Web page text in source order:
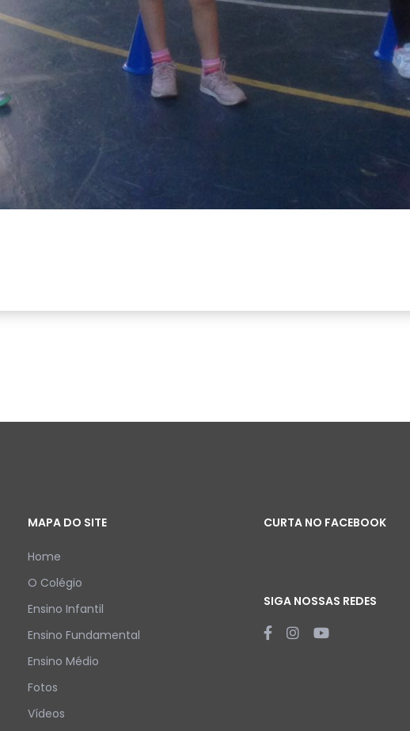
MAPA DO SITE
Home
O Colégio
Ensino Infantil
Ensino Fundamental
Ensino Médio
Fotos
Vídeos
CURTA NO FACEBOOK
SIGA NOSSAS REDES